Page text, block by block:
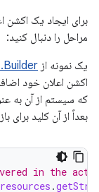
برای ایجاد یک اکشن
مراحل را دنبال کنید:
یک نمونه از
اکشن اعلان خود
که سیستم از آن به
بعداً از آن کلید برای
in the
resources .